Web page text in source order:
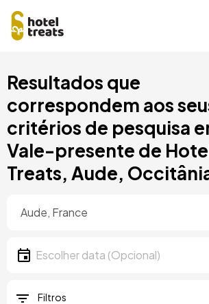
para
conteúdo
principal
Resultados que
correspondem aos
critérios de pesquisa
Vale-presente de
Treats, Aude,
Data
Escolher data
Filtros